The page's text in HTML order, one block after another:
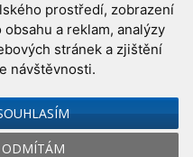
prostředí, zobrazení
a reklam, analýzy
stránek a zjištění
návštěvnosti.
ODMÍTÁM
|Hvězdárna a planetárium
Astro.cz
, Redakční systémIbis CMS: